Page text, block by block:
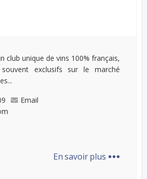
club unique de vins 100% français,
exclusifs sur le marché
Email
En savoir plus ...